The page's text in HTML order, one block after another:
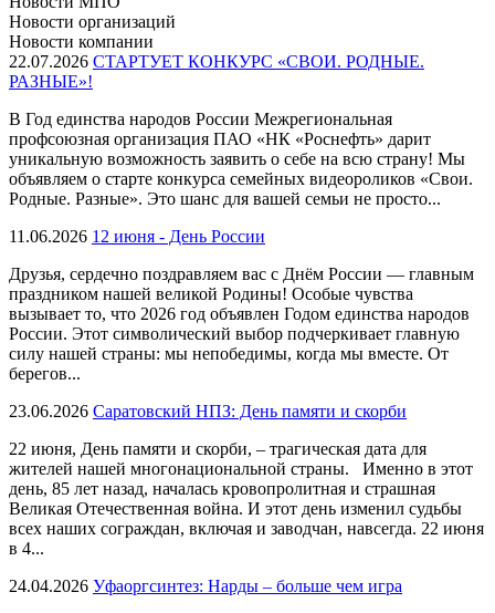
Новости организаций
Новости компании
22.07.2026 СТАРТУЕТ КОНКУРС «СВОИ. РОДНЫЕ.
РАЗНЫЕ»!
В Год единства народов России Межрегиональная
профсоюзная организация ПАО «НК «Роснефть» дарит
уникальную возможность заявить о себе на всю страну! Мы
объявляем о старте конкурса семейных видеороликов «Свои.
Родные. Разные». Это шанс для вашей семьи не просто...
11.06.2026 12 июня - День России
Друзья, сердечно поздравляем вас с Днём России — главным
праздником нашей великой Родины! Особые чувства
вызывает то, что 2026 год объявлен Годом единства народов
России. Этот символический выбор подчеркивает главную
силу нашей страны: мы непобедимы, когда мы вместе. От
берегов...
23.06.2026 Саратовский НПЗ: День памяти и скорби
22 июня, День памяти и скорби, – трагическая дата для
жителей нашей многонациональной страны. Именно в этот
день, 85 лет назад, началась кровопролитная и страшная
Великая Отечественная война. И этот день изменил судьбы
всех наших сограждан, включая и заводчан, навсегда. 22 июня
в 4...
24.04.2026 Уфаоргсинтез: Нарды – больше чем игра